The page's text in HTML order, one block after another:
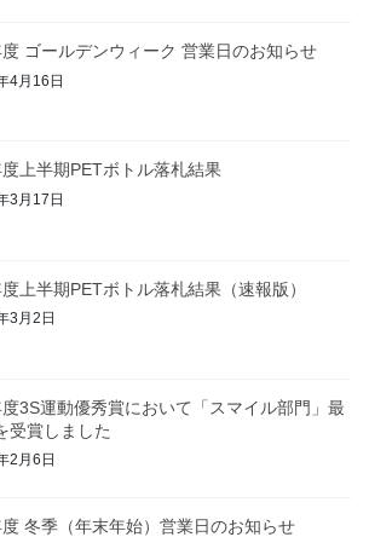
ゴールデンウィーク 営業日のお知らせ
4月16日
上半期PETボトル落札結果
3月17日
上半期PETボトル落札結果（速報版）
3月2日
3S運動優秀賞において「スマイル部門」最
受賞しました
2月6日
冬季（年末年始）営業日のお知らせ